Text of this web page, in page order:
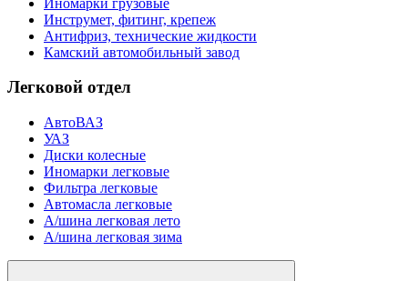
Инструмет, фитинг, крепеж
Антифриз, технические жидкости
Камский автомобильный завод
Легковой отдел
АвтоВАЗ
УАЗ
Диски колесные
Иномарки легковые
Фильтра легковые
Автомасла легковые
А/шина легковая лето
А/шина легковая зима